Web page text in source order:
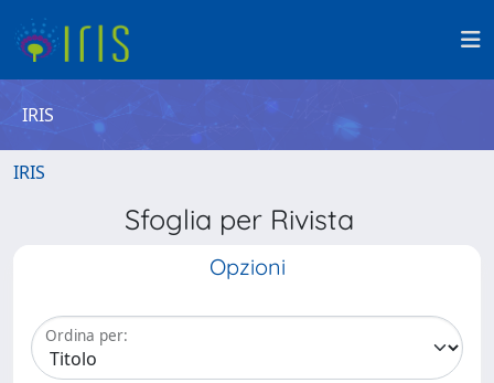
IRIS
IRIS
Sfoglia per Rivista
Opzioni
Ordina per: